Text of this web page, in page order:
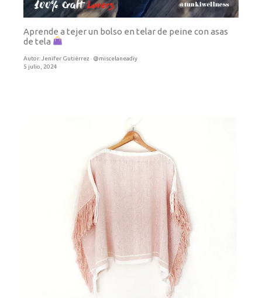
Aprende a tejer un bolso en telar de peine con asas
de tela
Autor: Jenifer Gutiérrez · @miscelaneadiy
5 julio, 2024